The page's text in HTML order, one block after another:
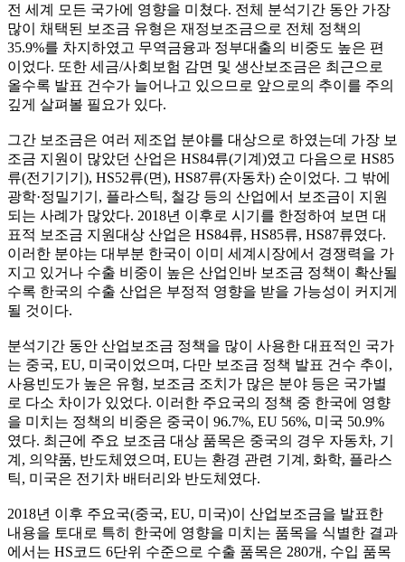
전 세계 모든 국가에 영향을 미쳤다. 전체 분석기간 동안 가장
많이 채택된 보조금 유형은 재정보조금으로 전체 정책의
35.9%를 차지하였고 무역금융과 정부대출의 비중도 높은 편
이었다. 또한 세금/사회보험 감면 및 생산보조금은 최근으로
올수록 발표 건수가 늘어나고 있으므로 앞으로의 추이를 주의
깊게 살펴볼 필요가 있다.
그간 보조금은 여러 제조업 분야를 대상으로 하였는데 가장 보
조금 지원이 많았던 산업은 HS84류(기계)였고 다음으로 HS85
류(전기기기), HS52류(면), HS87류(자동차) 순이었다. 그 밖에
광학·정밀기기, 플라스틱, 철강 등의 산업에서 보조금이 지원
되는 사례가 많았다. 2018년 이후로 시기를 한정하여 보면 대
표적 보조금 지원대상 산업은 HS84류, HS85류, HS87류였다.
이러한 분야는 대부분 한국이 이미 세계시장에서 경쟁력을 가
지고 있거나 수출 비중이 높은 산업인바 보조금 정책이 확산될
수록 한국의 수출 산업은 부정적 영향을 받을 가능성이 커지게
될 것이다.
분석기간 동안 산업보조금 정책을 많이 사용한 대표적인 국가
는 중국, EU, 미국이었으며, 다만 보조금 정책 발표 건수 추이,
사용빈도가 높은 유형, 보조금 조치가 많은 분야 등은 국가별
로 다소 차이가 있었다. 이러한 주요국의 정책 중 한국에 영향
을 미치는 정책의 비중은 중국이 96.7%, EU 56%, 미국 50.9%
였다. 최근에 주요 보조금 대상 품목은 중국의 경우 자동차, 기
계, 의약품, 반도체였으며, EU는 환경 관련 기계, 화학, 플라스
틱, 미국은 전기차 배터리와 반도체였다.
2018년 이후 주요국(중국, EU, 미국)이 산업보조금을 발표한
내용을 토대로 특히 한국에 영향을 미치는 품목을 식별한 결과
에서는 HS코드 6단위 수준으로 수출 품목은 280개, 수입 품목